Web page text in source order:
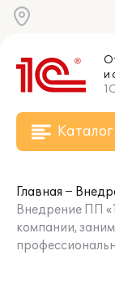
и
Каталог
Главная
Внедрение ПП
компании,